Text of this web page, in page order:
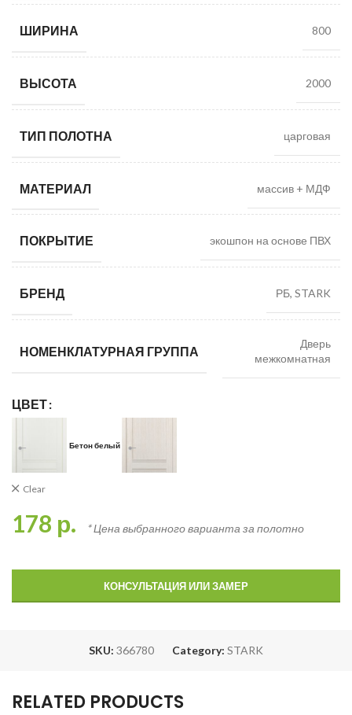
ШИРИНА 800
ВЫСОТА 2000
ТИП ПОЛОТНА царговая
МАТЕРИАЛ массив + МДФ
ПОКРЫТИЕ экошпон на основе ПВХ
БРЕНД РБ, STARK
НОМЕНКЛАТУРНАЯ ГРУППА
Дверь
межкомнатная
ЦВЕТ
Бетон белый
Clear
178 р. * Цена выбранного варианта за полотно
КОНСУЛЬТАЦИЯ ИЛИ ЗАМЕР
SKU: 366780 Category: STARK
RELATED PRODUCTS